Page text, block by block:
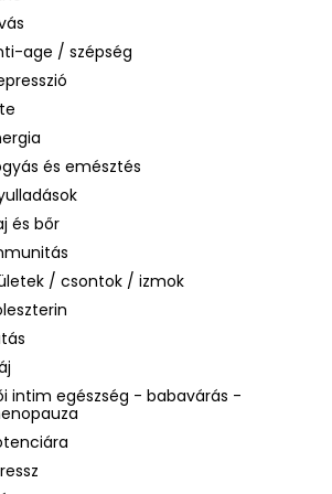
age / szépség
és emésztés
és bőr
/ csontok / izmok
intim egészség - babavárás -
PHOTODERM AQUAFLUID
SPF 50+ – LÁTHATATLAN
KRÉM, 40 ML
Ft
6 870 Ft